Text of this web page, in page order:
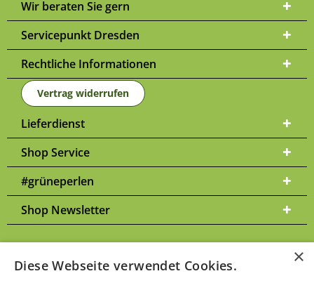
Wir beraten Sie gern
Servicepunkt Dresden
Rechtliche Informationen
Vertrag widerrufen
Lieferdienst
Shop Service
#grüneperlen
Shop Newsletter
×
Diese Webseite verwendet Cookies.